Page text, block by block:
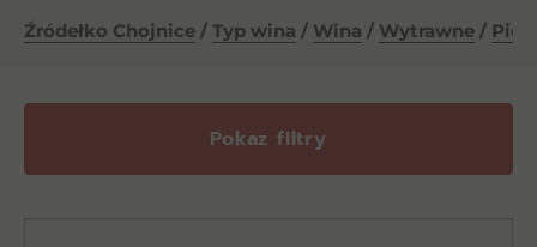
Źródełko Chojnice / Typ wina / Wina / Wytrawne /
Pokaz filtry